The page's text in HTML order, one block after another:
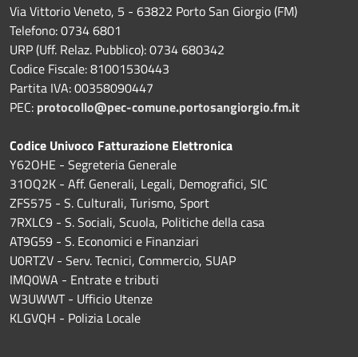
Via Vittorio Veneto, 5 - 63822 Porto San Giorgio (FM)
Telefono: 0734 6801
URP (Uff. Relaz. Pubblico): 0734 680342
Codice Fiscale: 81001530443
Partita IVA: 00358090447
PEC: protocollo@pec-comune.portosangiorgio.fm.it
Codice Univoco Fatturazione Elettronica
Y62OHE - Segreteria Generale
31OQ2K - Aff. Generali, Legali, Demografici, SIC
ZFS575 - S. Culturali, Turismo, Sport
7RXLC9 - S. Sociali, Scuola, Politiche della casa
AT9G59 - S. Economici e Finanziari
U0RTZV - Serv. Tecnici, Commercio, SUAP
IMQ0WA - Entrate e tributi
W3UWWT - Ufficio Utenze
KLGVQH - Polizia Locale